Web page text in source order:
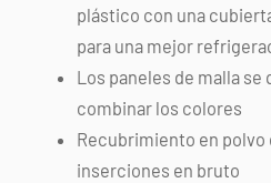
plástico con una
para una mejor
Los paneles de malla
combinar los colores
Recubrimiento en polvo
inserciones en bruto